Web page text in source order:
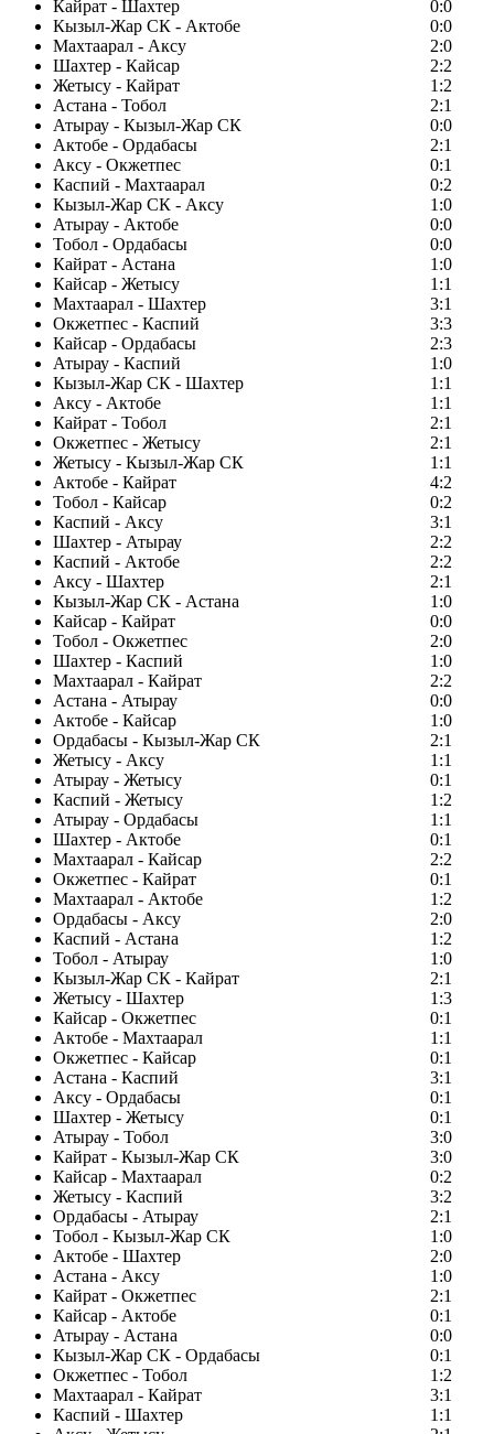
Кайрат - Шахтер
0:0
Кызыл-Жар СК - Актобе
0:0
Махтаарал - Аксу
2:0
Шахтер - Кайсар
2:2
Жетысу - Кайрат
1:2
Астана - Тобол
2:1
Атырау - Кызыл-Жар СК
0:0
Актобе - Ордабасы
2:1
Аксу - Окжетпес
0:1
Каспий - Махтаарал
0:2
Кызыл-Жар СК - Аксу
1:0
Атырау - Актобе
0:0
Тобол - Ордабасы
0:0
Кайрат - Астана
1:0
Кайсар - Жетысу
1:1
Махтаарал - Шахтер
3:1
Окжетпес - Каспий
3:3
Кайсар - Ордабасы
2:3
Атырау - Каспий
1:0
Кызыл-Жар СК - Шахтер
1:1
Аксу - Актобе
1:1
Кайрат - Тобол
2:1
Окжетпес - Жетысу
2:1
Жетысу - Кызыл-Жар СК
1:1
Актобе - Кайрат
4:2
Тобол - Кайсар
0:2
Каспий - Аксу
3:1
Шахтер - Атырау
2:2
Каспий - Актобе
2:2
Аксу - Шахтер
2:1
Кызыл-Жар СК - Астана
1:0
Кайсар - Кайрат
0:0
Тобол - Окжетпес
2:0
Шахтер - Каспий
1:0
Махтаарал - Кайрат
2:2
Астана - Атырау
0:0
Актобе - Кайсар
1:0
Ордабасы - Кызыл-Жар СК
2:1
Жетысу - Аксу
1:1
Атырау - Жетысу
0:1
Каспий - Жетысу
1:2
Атырау - Ордабасы
1:1
Шахтер - Актобе
0:1
Махтаарал - Кайсар
2:2
Окжетпес - Кайрат
0:1
Махтаарал - Актобе
1:2
Ордабасы - Аксу
2:0
Каспий - Астана
1:2
Тобол - Атырау
1:0
Кызыл-Жар СК - Кайрат
2:1
Жетысу - Шахтер
1:3
Кайсар - Окжетпес
0:1
Актобе - Махтаарал
1:1
Окжетпес - Кайсар
0:1
Астана - Каспий
3:1
Аксу - Ордабасы
0:1
Шахтер - Жетысу
0:1
Атырау - Тобол
3:0
Кайрат - Кызыл-Жар СК
3:0
Кайсар - Махтаарал
0:2
Жетысу - Каспий
3:2
Ордабасы - Атырау
2:1
Тобол - Кызыл-Жар СК
1:0
Актобе - Шахтер
2:0
Астана - Аксу
1:0
Кайрат - Окжетпес
2:1
Кайсар - Актобе
0:1
Атырау - Астана
0:0
Кызыл-Жар СК - Ордабасы
0:1
Окжетпес - Тобол
1:2
Махтаарал - Кайрат
3:1
Каспий - Шахтер
1:1